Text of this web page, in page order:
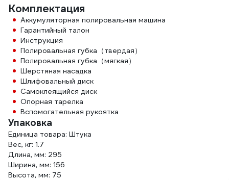
Комплектация
Аккумуляторная полировальная машина
Гарантийный талон
Инструкция
Полировальная губка（твердая）
Полировальная губка（мягкая）
Шерстяная насадка
Шлифовальный диск
Самоклеящийся диск
Опорная тарелка
Вспомогательная рукоятка
Упаковка
Единица товара: Штука
Вес, кг: 1.7
Длина, мм: 295
Ширина, мм: 156
Высота, мм: 75